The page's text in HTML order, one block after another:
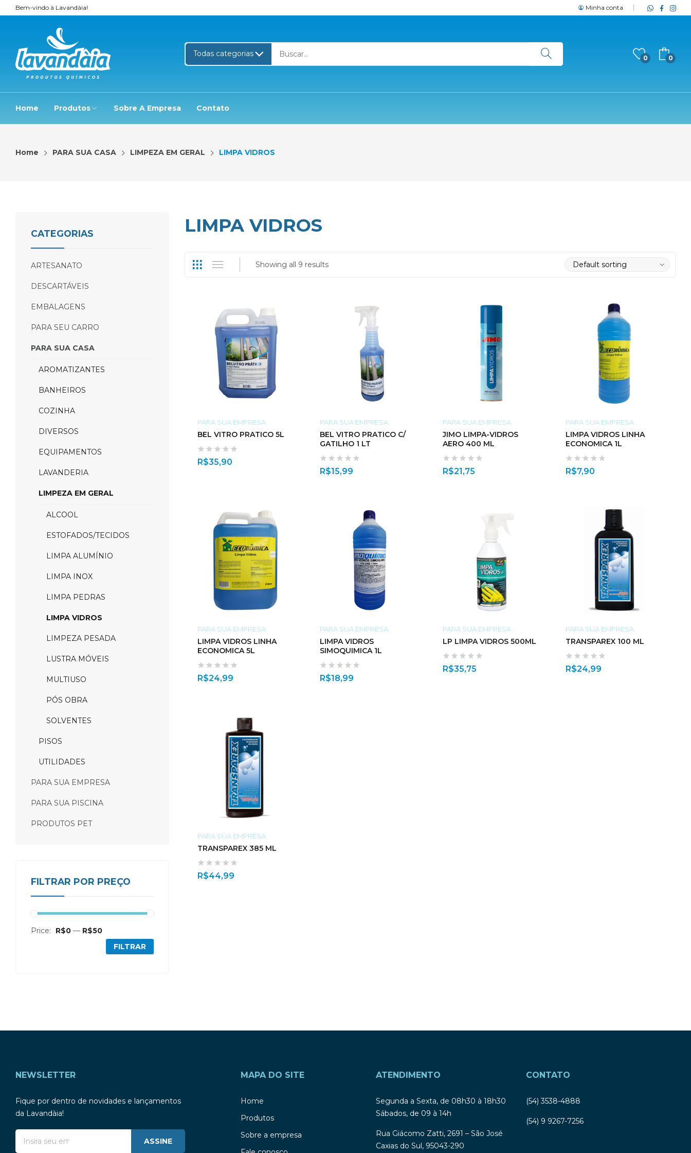
Bem-vindo à Lavandàia! Minha conta
0 0
Home Produtos Sobre A Empresa Contato
Home PARA SUA CASA LIMPEZA EM GERAL LIMPA VIDROS
LIMPA VIDROS
Showing all 9 results
PARA SUA EMPRESA
BEL VITRO PRATICO 5L
R$35,90
PARA SUA EMPRESA
BEL VITRO PRATICO C/
GATILHO 1 LT
R$15,99
PARA SUA EMPRESA
JIMO LIMPA-VIDROS
AERO 400 ML
R$21,75
PARA SUA EMPRESA
LIMPA VIDROS LINHA
ECONOMICA 1L
R$7,90
PARA SUA EMPRESA
LIMPA VIDROS LINHA
ECONOMICA 5L
R$24,99
PARA SUA EMPRESA
LIMPA VIDROS
SIMOQUIMICA 1L
R$18,99
PARA SUA EMPRESA
LP LIMPA VIDROS 500ML
R$35,75
PARA SUA EMPRESA
TRANSPAREX 100 ML
R$24,99
PARA SUA EMPRESA
TRANSPAREX 385 ML
R$44,99
CATEGORIAS
ARTESANATO
DESCARTÁVEIS
EMBALAGENS
PARA SEU CARRO
PARA SUA CASA
AROMATIZANTES
BANHEIROS
COZINHA
DIVERSOS
EQUIPAMENTOS
LAVANDERIA
LIMPEZA EM GERAL
ALCOOL
ESTOFADOS/TECIDOS
LIMPA ALUMÍNIO
LIMPA INOX
LIMPA PEDRAS
LIMPA VIDROS
LIMPEZA PESADA
LUSTRA MÓVEIS
MULTIUSO
PÓS OBRA
SOLVENTES
PISOS
UTILIDADES
PARA SUA EMPRESA
PARA SUA PISCINA
PRODUTOS PET
FILTRAR POR PREÇO
Price: R$0 — R$50
FILTRAR
NEWSLETTER
Fique por dentro de novidades e lançamentos
da Lavandàia!
ASSINE
MAPA DO SITE
Home
Produtos
Sobre a empresa
ATENDIMENTO
Segunda a Sexta, de 08h30 à 18h30
Sábados, de 09 à 14h
Rua Giácomo Zatti, 2691 – São José
Caxias do Sul, 95043-290
CONTATO
(54) 3538-4888
(54) 9 9267-7256